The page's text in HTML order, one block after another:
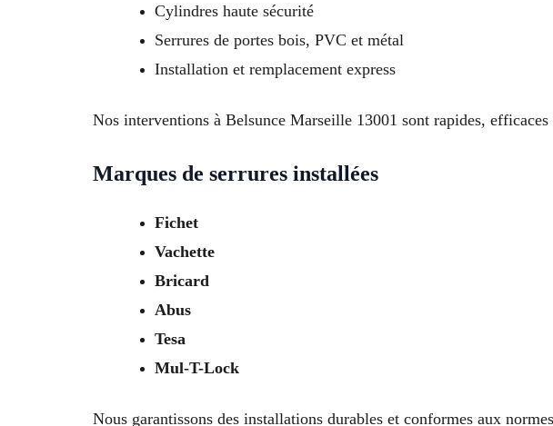
Cylindres haute sécurité
Serrures de portes bois, PVC et métal
Installation et remplacement express
Nos interventions à Belsunce Marseille 13001 sont rapides,
Marques de serrures installées
Fichet
Vachette
Bricard
Abus
Tesa
Mul-T-Lock
Nous garantissons des installations durables et conformes aux